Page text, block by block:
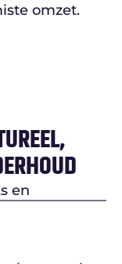
omzet.
en